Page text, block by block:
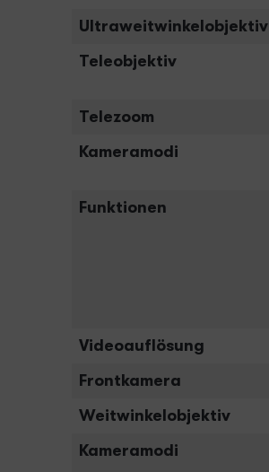
Ultraweitwinkelobjektiv
Teleobjektiv
Telezoom
Kameramodi
Funktionen
Videoauflösung
Frontkamera
Weitwinkelobjektiv
Kameramodi